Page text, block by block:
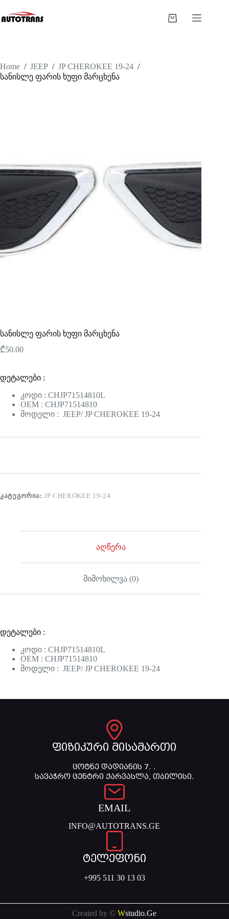
Home / JEEP / JP CHEROKEE 19-24 /
სანისლე ფარის ხუფი მარცხენა
სანისლე ფარის ხუფი მარცხენა
₾50.00
დეტალები :
კოდი : CHJP71514810L
OEM : CHJP71514810
მოდელი : JEEP/ JP CHEROKEE 19-24
ᲙᲐᲢᲔᲒᲝᲠᲘᲐ:JP CHEROKEE 19-24
აღწერა
მიმოხილვა (0)
დეტალები :
კოდი : CHJP71514810L
OEM : CHJP71514810
მოდელი : JEEP/ JP CHEROKEE 19-24
ფიზიკური მისამართი
ცოტნე დადიანის 7. .
სავაჭრო ცენტრი ქარვასლა, თბილისი.
EMAIL
INFO@AUTOTRANS.GE
ტელეფონი
+995 511 30 13 03
Created by ©Wstudio.Ge